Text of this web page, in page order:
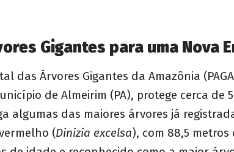
Gigantes para uma Nova
das Árvores Gigantes da Amazônia
de Almeirim (PA), protege cerca de
algumas das maiores árvores já
(Dinizia excelsa), com 88,5